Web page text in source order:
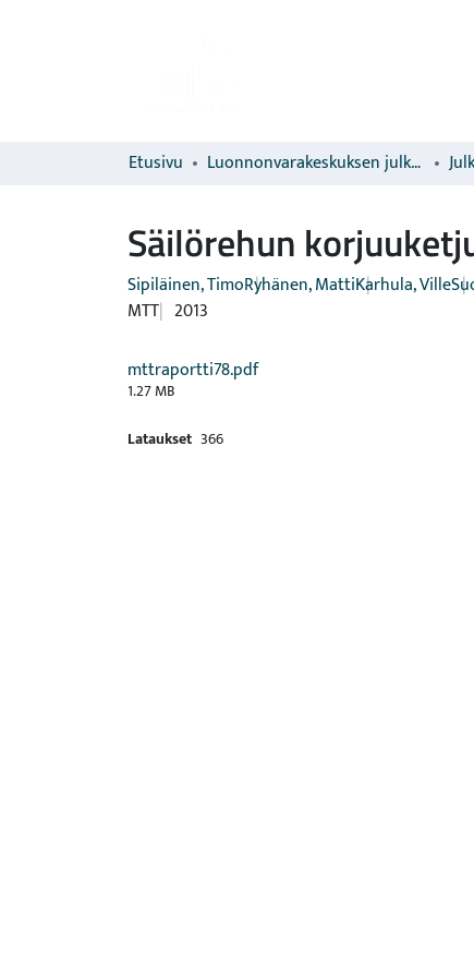
Etusivu Luonnonvarakeskuksen julkaisut
Säilörehun
Sipiläinen, TimoRyhänen, MattiKarhula, Ville
MTT 2013
mttraportti78.pdf
1.27 MB
Lataukset 366